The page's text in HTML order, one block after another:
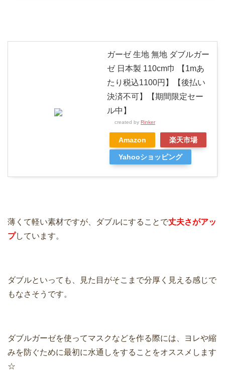
ガーゼ 生地 無地 ダブルガー
ゼ 日本製 110cm巾 【1mあ
たり税込1100円】【後払い
決済不可】【期間限定セー
ル中】
created by Rinker
Amazon 楽天市場
Yahooショッピング
薄くて軽い素材ですが、ダブルにすることで丈夫さがアッ
プしています。
ダブルといっても、見た目がそこまで分厚く見える感じで
もなさそうです。
ダブルガーゼを使ってマスクなどを作る際には、ヨレや縮
みを防ぐために最初に水通しをすることをオススメします
☆